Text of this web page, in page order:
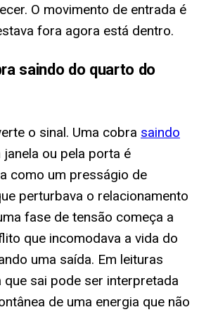
O movimento de entrada é
fora agora está dentro.
saindo do quarto do
o sinal. Uma cobra saindo
ou pela porta é
como um presságio de
perturbava o relacionamento
fase de tensão começa a
que incomodava a vida do
uma saída. Em leituras
sai pode ser interpretada
de uma energia que não